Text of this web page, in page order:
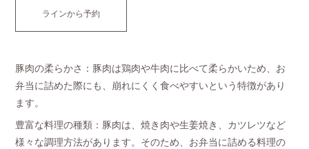
ラインから予約
豚肉の柔らかさ：豚肉は鶏肉や牛肉に比べて柔らかいため、お
弁当に詰めた際にも、崩れにくく食べやすいという特徴があり
ます。
豊富な料理の種類：豚肉は、焼き肉や生姜焼き、カツレツなど
様々な調理方法があります。そのため、お弁当に詰める料理の